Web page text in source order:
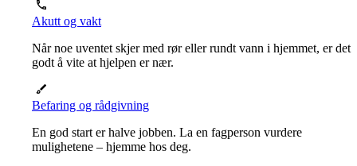
Akutt og vakt
Når noe uventet skjer med rør eller rundt vann i hjemmet, er det
godt å vite at hjelpen er nær.
Befaring og rådgivning
En god start er halve jobben. La en fagperson vurdere
mulighetene – hjemme hos deg.